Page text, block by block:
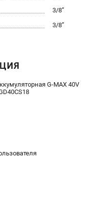
3/8’’
3/8’’
G-MAX 40V